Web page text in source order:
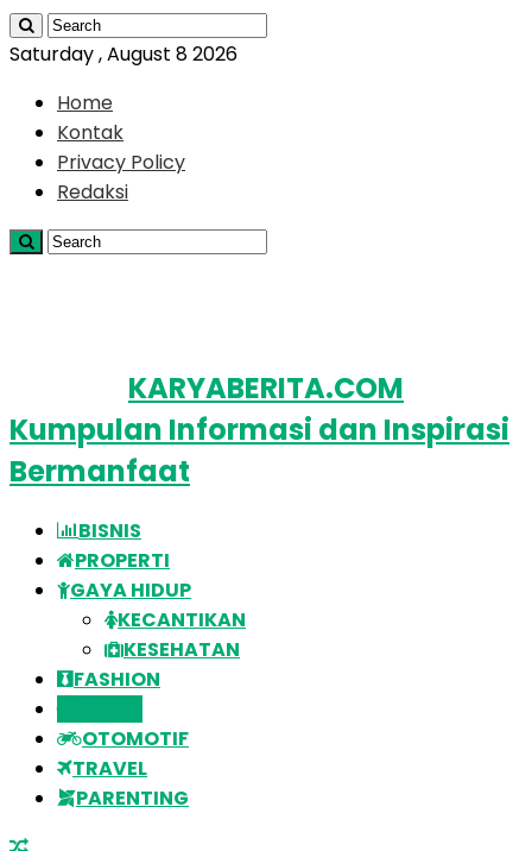
Saturday , August 8 2026
Home
Kontak
Privacy Policy
Redaksi
KARYABERITA.COM
Kumpulan Informasi dan Inspirasi
Bermanfaat
BISNIS
PROPERTI
GAYA HIDUP
KECANTIKAN
KESEHATAN
FASHION
OTOMOTIF
TRAVEL
PARENTING